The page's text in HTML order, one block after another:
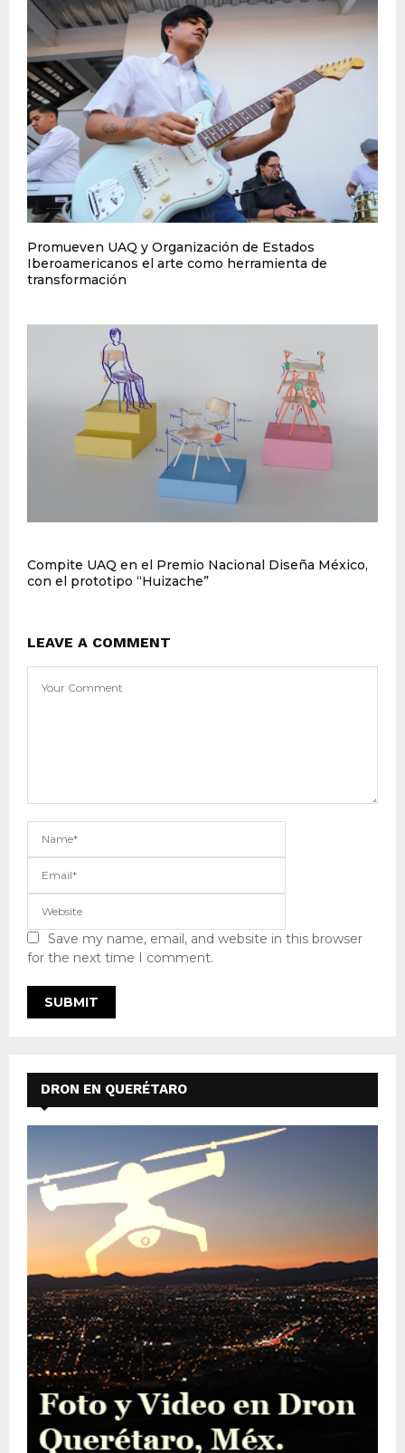
Promueven UAQ y Organización de Estados
Iberoamericanos el arte como herramienta de
transformación
Compite UAQ en el Premio Nacional Diseña México,
con el prototipo “Huizache”
LEAVE A COMMENT
Save my name, email, and website in this browser
for the next time I comment.
DRON EN QUERÉTARO